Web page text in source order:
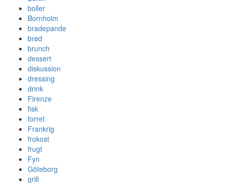
boller
Bornholm
bradepande
brød
brunch
dessert
diskussion
dressing
drink
Firenze
fisk
forret
Frankrig
frokost
frugt
Fyn
Göteborg
grill